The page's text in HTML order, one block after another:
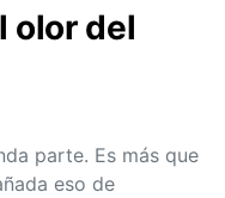
olor del
parte. Es más que
eso de